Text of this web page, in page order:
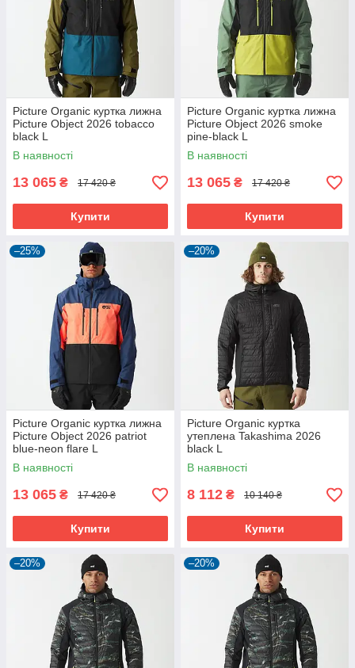
Picture Organic куртка лижна
Picture Object 2026 tobacco
black L
В наявності
13 065 ₴ 17 420 ₴
Купити
Picture Organic куртка лижна
Picture Object 2026 smoke
pine-black L
В наявності
13 065 ₴ 17 420 ₴
Купити
–25%
Picture Organic куртка лижна
Picture Object 2026 patriot
blue-neon flare L
В наявності
13 065 ₴ 17 420 ₴
Купити
–20%
Picture Organic куртка
утеплена Takashima 2026
black L
В наявності
8 112 ₴ 10 140 ₴
Купити
–20% –20%